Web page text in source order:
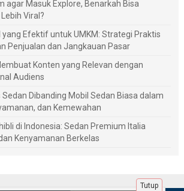
agar Masuk Explore, Benarkah Bisa
Viral?
yang Efektif untuk UMKM: Strategi Praktis
Penjualan dan Jangkauan Pasar
Konten yang Relevan dengan
Audiens
Dibanding Mobil Sedan Biasa dalam
dan Kemewahan
di Indonesia: Sedan Premium Italia
Kenyamanan Berkelas
Tutup